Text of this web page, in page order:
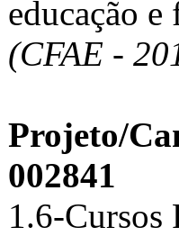
educação e
(CFAE -
Projeto/
002841
1.6-Cursos